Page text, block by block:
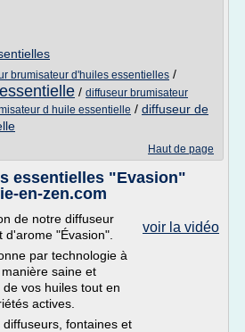
brumisateur d'huiles essentielles /
/ diffuseur brumisateur
d huile essentielle / diffuseur de
Haut de page
essentielles "Evasion"
en-zen.com
voir la vidéo
de notre diffuseur
"Évasion".
par technologie à
saine et
vos huiles tout en
actives.
fontaines et